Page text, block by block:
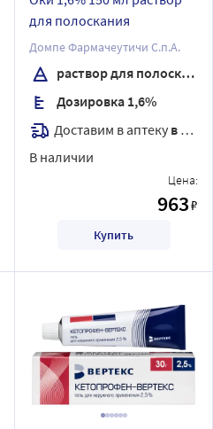
для полоскания
Домпе Фармачеутичи С.п.А.
раствор для полоскания
Дозировка 1,6%
Доставим в аптеку в течение 7 дней
В наличии
Цена:
963₽
Купить